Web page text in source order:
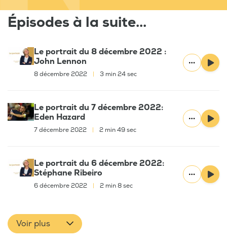
Épisodes à la suite...
Le portrait du 8 décembre 2022 :
John Lennon
8 décembre 2022 3 min 24 sec
Le portrait du 7 décembre 2022:
Eden Hazard
7 décembre 2022 2 min 49 sec
Le portrait du 6 décembre 2022:
Stéphane Ribeiro
6 décembre 2022 2 min 8 sec
Voir plus